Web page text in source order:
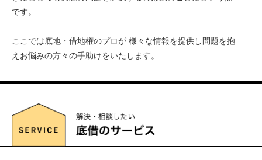
です。
ここでは底地・借地権のプロが 様々な情報を提供し問題を抱
えお悩みの方々の手助けをいたします。